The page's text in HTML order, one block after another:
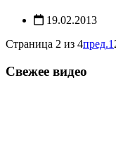
19.02.2013
Страница 2 из 4пред.1
Свежее видео